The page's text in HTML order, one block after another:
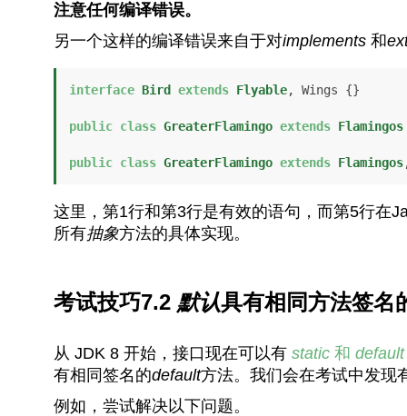
注意任何编译错误。
另一个这样的编译错误来自于对implements 和
interface Bird extends Flyable, Wings {}
public class GreaterFlamingo extends Flamingos
public class GreaterFlamingo extends Flamingos
这里，第1行和第3行是有效的语句，而第5行在
所有抽象方法的具体实现。
考试技巧7.2 默认具有相同方法签名
从 JDK 8 开始，接口现在可以有 static和
有相同签名的default方法。我们会在考试中发现
例如，尝试解决以下问题。